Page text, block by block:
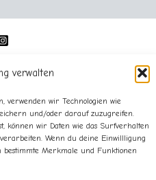
verwalten
verwenden wir Technologien wie
und/oder darauf zuzugreifen.
können wir Daten wie das Surfverhalten
Wenn du deine Einwillligung
Merkmale und Funktionen